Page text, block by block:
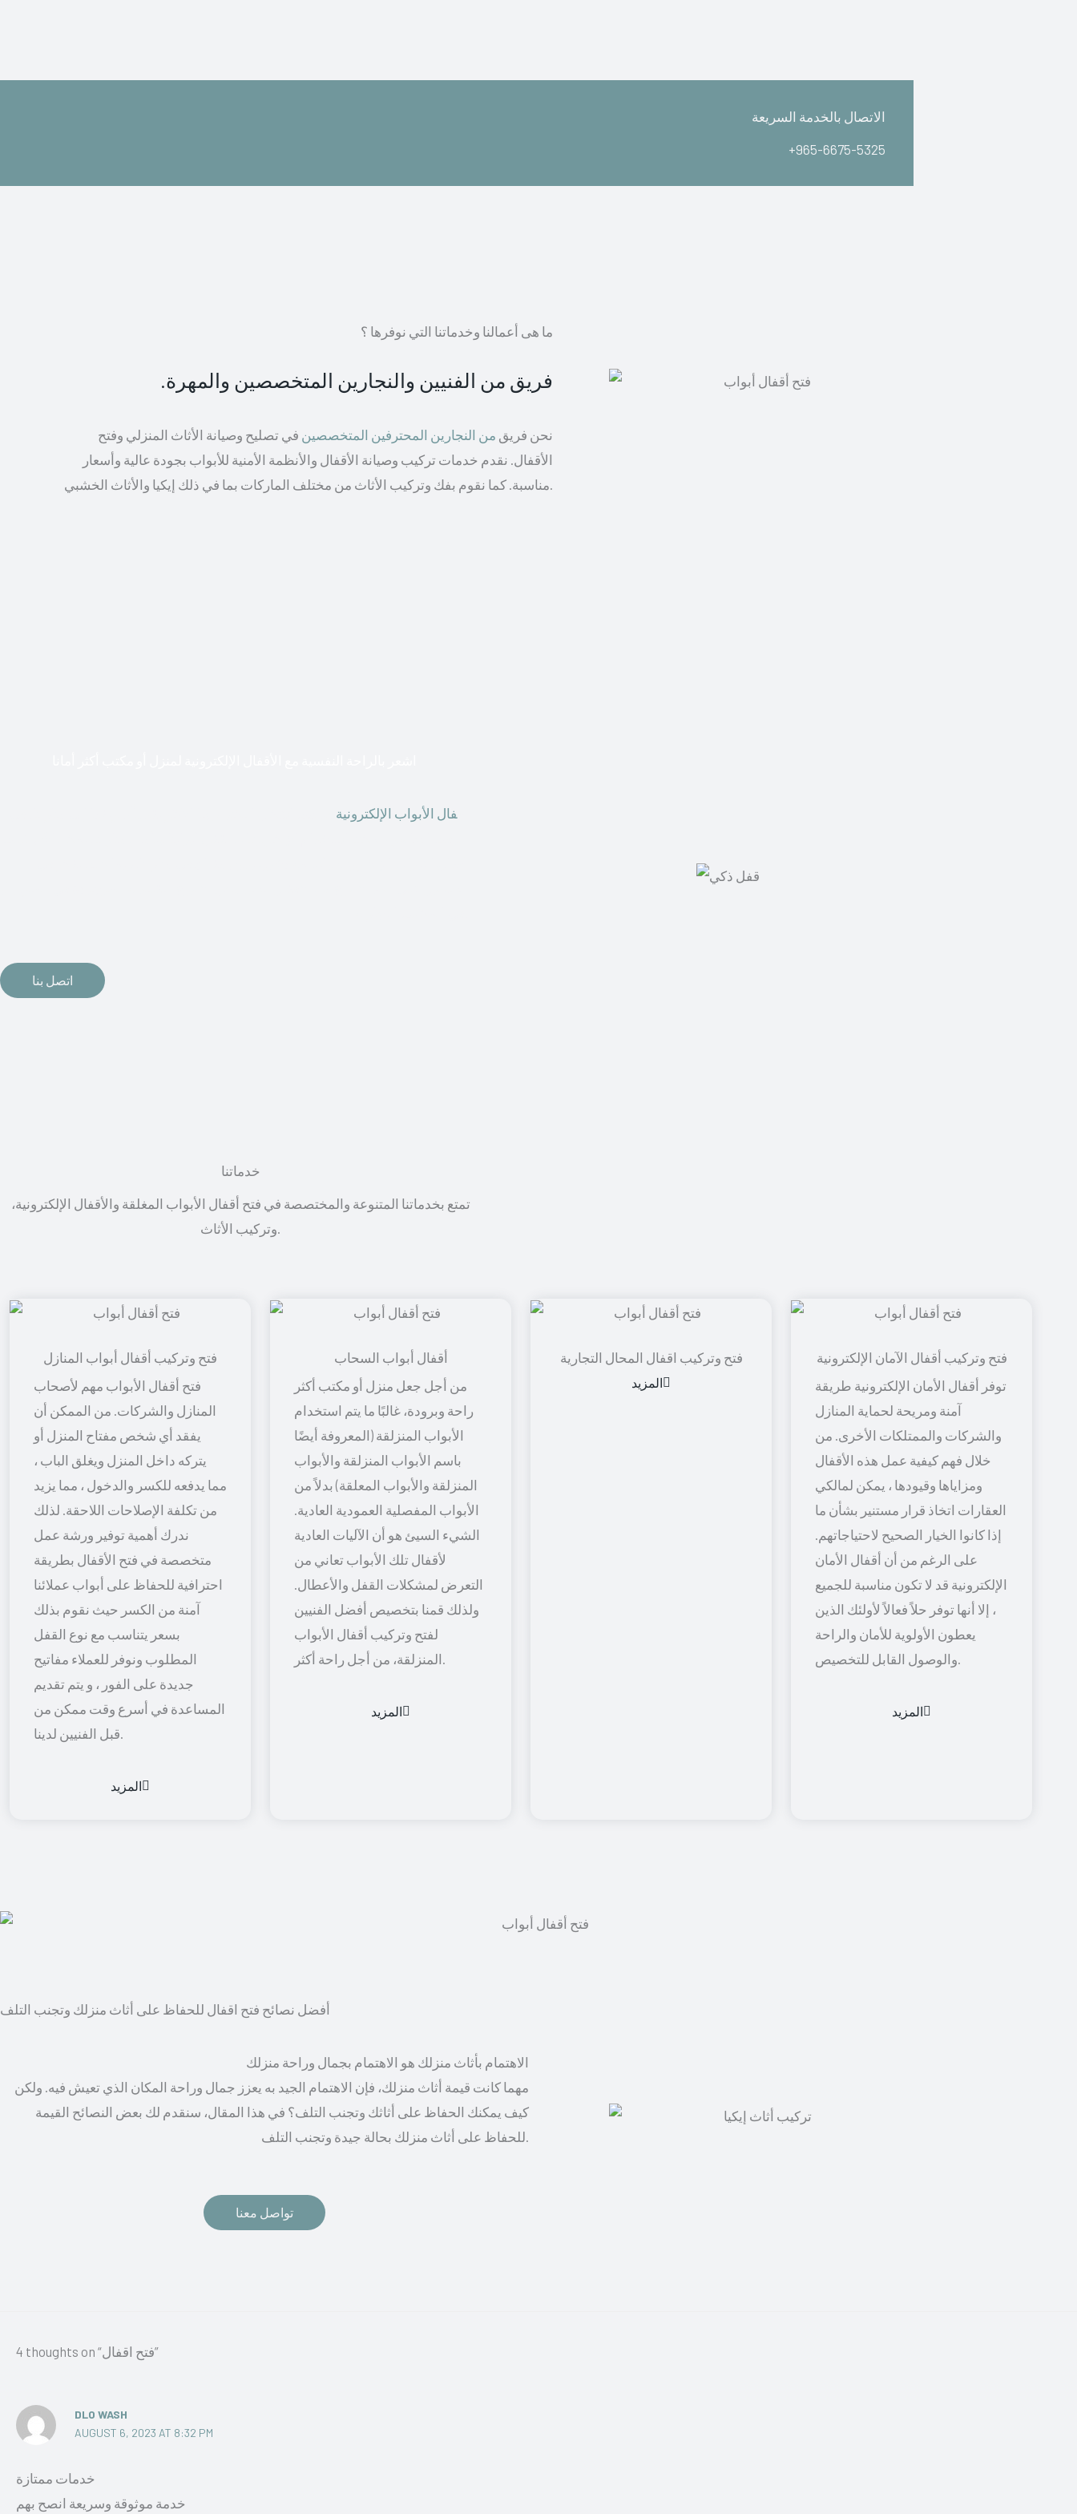
الاتصال بالخدمة السريعة
+965-6675-5325
ما هى أعمالنا وخدماتنا التي نوفرها ؟
فريق من الفنيين والنجارين المتخصصين والمهرة.
نحن فريق من النجارين المحترفين المتخصصين في تصليح وصيانة الأثاث المنزلي وفتح
الأقفال. نقدم خدمات تركيب وصيانة الأقفال والأنظمة الأمنية للأبواب بجودة عالية وأسعار
فال الأبواب الإلكترونية
اتصل بنا
خدماتنا
تمتع بخدماتنا المتنوعة والمختصصة في فتح أقفال الأبواب المغلقة والأقفال الإلكترونية،
وتركيب الأثاث.
فتح وتركيب أقفال أبواب المنازل
فتح أقفال الأبواب مهم لأصحاب
المنازل والشركات. من الممكن أن
يفقد أي شخص مفتاح المنزل أو
يتركه داخل المنزل ويغلق الباب ،
مما يدفعه للكسر والدخول ، مما يزيد
من تكلفة الإصلاحات اللاحقة. لذلك
ندرك أهمية توفير ورشة عمل
متخصصة في فتح الأقفال بطريقة
احترافية للحفاظ على أبواب عملائنا
آمنة من الكسر حيث نقوم بذلك
بسعر يتناسب مع نوع القفل
المطلوب ونوفر للعملاء مفاتيح
جديدة على الفور ، و يتم تقديم
المساعدة في أسرع وقت ممكن من
قبل الفنيين لدينا.
المزيد
أقفال أبواب السحاب
من أجل جعل منزل أو مكتب أكثر
راحة وبرودة، غالبًا ما يتم استخدام
الأبواب المنزلقة (المعروفة أيضًا
باسم الأبواب المنزلقة والأبواب
المنزلقة والأبواب المعلقة) بدلاً من
الأبواب المفصلية العمودية العادية.
الشيء السيئ هو أن الآليات العادية
لأقفال تلك الأبواب تعاني من
التعرض لمشكلات القفل والأعطال.
ولذلك قمنا بتخصيص أفضل الفنيين
لفتح وتركيب أقفال الأبواب
المنزلقة، من أجل راحة أكثر.
المزيد
فتح وتركيب اقفال المحال التجارية
المزيد
توفر أقفال الأمان الإلكترونية طريقة
آمنة ومريحة لحماية المنازل
والشركات والممتلكات الأخرى. من
خلال فهم كيفية عمل هذه الأقفال
ومزاياها وقيودها ، يمكن لمالكي
العقارات اتخاذ قرار مستنير بشأن ما
إذا كانوا الخيار الصحيح لاحتياجاتهم.
على الرغم من أن أقفال الأمان
الإلكترونية قد لا تكون مناسبة للجميع
، إلا أنها توفر حلاً فعالاً لأولئك الذين
يعطون الأولوية للأمان والراحة
والوصول القابل للتخصيص.
المزيد
أفضل نصائح فتح اقفال للحفاظ على أثاث منزلك وتجنب التلف
الاهتمام بأثاث منزلك هو الاهتمام بجمال وراحة منزلك
مهما كانت قيمة أثاث منزلك، فإن الاهتمام الجيد به يعزز جمال وراحة المكان الذي تعيش فيه. ولكن
كيف يمكنك الحفاظ على أثاثك وتجنب التلف؟ في هذا المقال، سنقدم لك بعض النصائح القيمة
تواصل معنا
4 thoughts on “فتح اقفال”
DLO WASH
AUGUST 6, 2023 AT 8:32 PM
خدمات ممتازة
خدمة موثوقة وسريعة انصح بهم